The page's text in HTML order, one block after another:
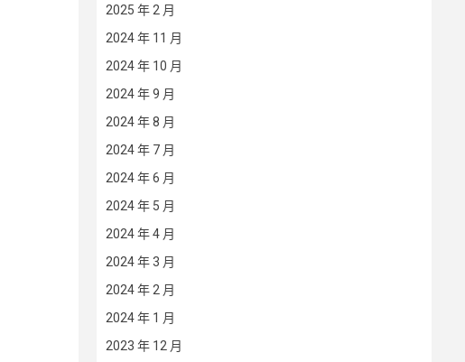
2025 年 2 月
2024 年 11 月
2024 年 10 月
2024 年 9 月
2024 年 8 月
2024 年 7 月
2024 年 6 月
2024 年 5 月
2024 年 4 月
2024 年 3 月
2024 年 2 月
2024 年 1 月
2023 年 12 月